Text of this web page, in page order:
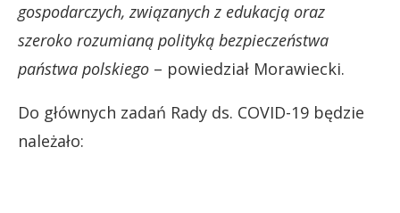
gospodarczych, związanych z edukacją oraz
szeroko rozumianą polityką bezpieczeństwa
państwa polskiego – powiedział Morawiecki.
Do głównych zadań Rady ds. COVID-19 będzie
należało: